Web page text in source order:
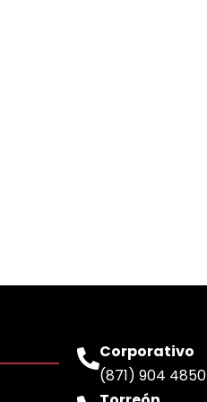
Corporativo
(871) 904 4850